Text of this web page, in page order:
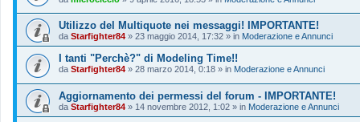
Utilizzo del Multiquote nei messaggi! IMPORTANTE!
da Starfighter84 » 23 maggio 2014, 17:32 » in Moderazione e Annunci
I tanti "Perchè?" di Modeling Time!!
da Starfighter84 » 28 marzo 2014, 0:18 » in Moderazione e Annunci
Aggiornamento dei permessi del forum - IMPORTANTE!
da Starfighter84 » 14 novembre 2012, 1:02 » in Moderazione e Annunci